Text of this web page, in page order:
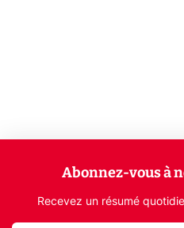
Abonnez-vous à
Recevez un résumé